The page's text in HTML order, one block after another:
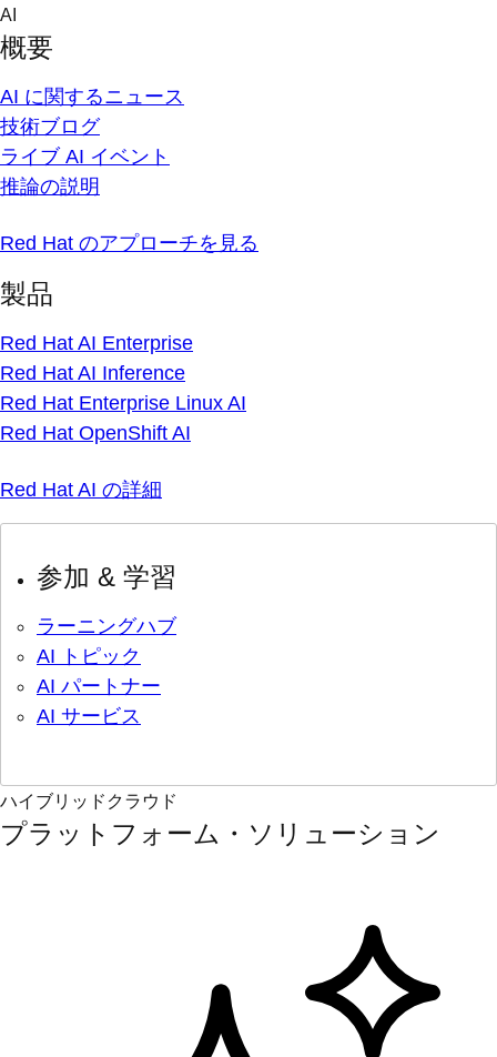
Skip
content
AI
概要
AI に関するニュース
技術ブログ
ライブ AI イベント
推論の説明
Red Hat のアプローチを見る
製品
Red Hat AI Enterprise
Red Hat AI Inference
Red Hat Enterprise Linux AI
Red Hat OpenShift AI
Red Hat AI の詳細
参加 & 学習
ラーニングハブ
AI トピック
AI パートナー
AI サービス
ハイブリッドクラウド
プラットフォーム・ソリューション